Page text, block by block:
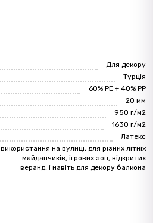
Для декору
Турція
60% PE + 40% PP
20 мм
950 г/м2
1630 г/м2
Латекс
використання на вулиці, для різних літніх
майданчиків, ігрових зон, відкритих
веранд, і навіть для декору балкона